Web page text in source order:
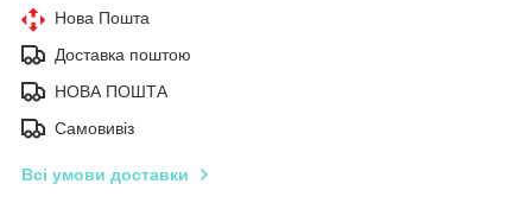
Нова Пошта
Доставка поштою
НОВА ПОШТА
Самовивіз
Всі умови доставки